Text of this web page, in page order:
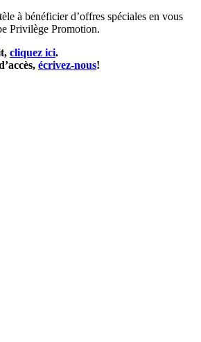
à bénéficier d’offres spéciales en vous
Privilège Promotion.
cliquez ici.
écrivez-nous!